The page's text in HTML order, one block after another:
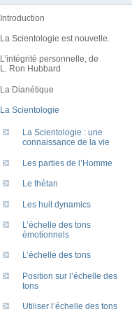
Introduction
La Scientologie est nouvelle.
L’intégrité personnelle, de
L. Ron Hubbard
La Dianétique
La Scientologie
La Scientologie : une
connaissance de la vie
Les parties de l’Homme
Le thétan
Les huit dynamics
L’échelle des tons
émotionnels
L’échelle des tons
Position sur l’échelle des
tons
Utiliser l’échelle des tons